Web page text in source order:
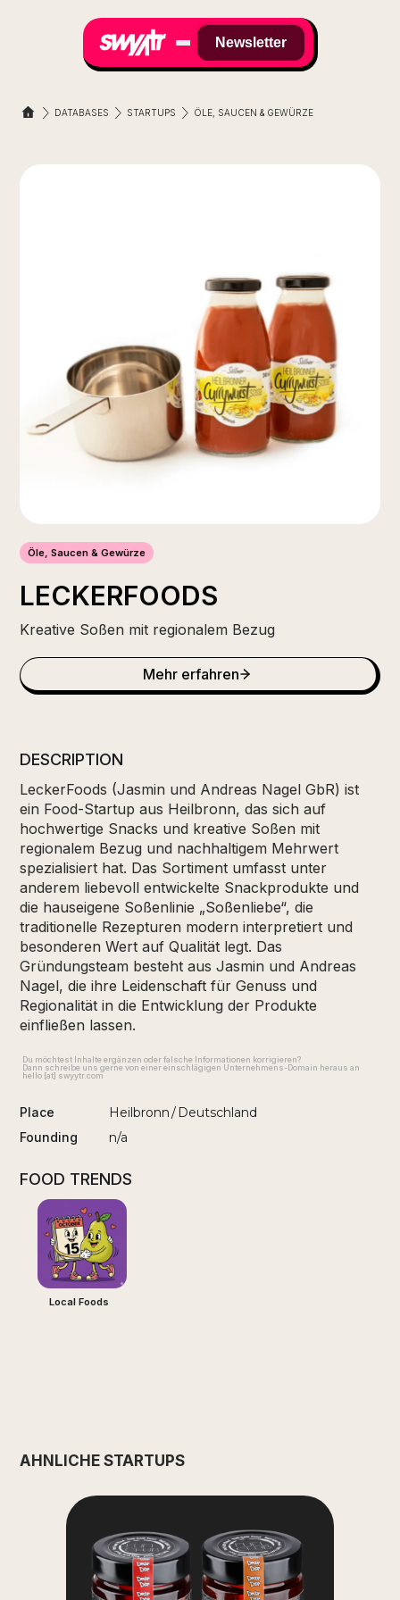
Newsletter
DATABASES STARTUPS ÖLE, SAUCEN & GEWÜRZE
Öle, Saucen & Gewürze
LECKERFOODS
Kreative Soßen mit regionalem Bezug
Mehr erfahren
DESCRIPTION
LeckerFoods (Jasmin und Andreas Nagel GbR) ist
ein Food-Startup aus Heilbronn, das sich auf
hochwertige Snacks und kreative Soßen mit
regionalem Bezug und nachhaltigem Mehrwert
spezialisiert hat. Das Sortiment umfasst unter
anderem liebevoll entwickelte Snackprodukte und
die hauseigene Soßenlinie „Soßenliebe“, die
traditionelle Rezepturen modern interpretiert und
besonderen Wert auf Qualität legt. Das
Gründungsteam besteht aus Jasmin und Andreas
Nagel, die ihre Leidenschaft für Genuss und
Regionalität in die Entwicklung der Produkte
einfließen lassen.
Du möchtest Inhalte ergänzen oder falsche Informationen korrigieren?
Dann schreibe uns gerne von einer einschlägigen Unternehmens-Domain heraus an
hello [at] swyytr.com
Place Heilbronn/ Deutschland
Founding n/a
FOOD TRENDS
Local Foods
ÄHNLICHE STARTUPS